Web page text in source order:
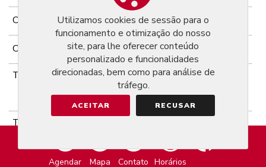
Agendar Mapa Contato Horários
Cappuccino italien ou chantilly
Chocolat chaud
Tisanes
Kir Royal, Samba, Nuit d'été, Ceylan,
Provence, Douce heure, Camomille
Thé
menthe)
Utilizamos cookies de sessão para o
funcionamento e otimização do nosso
site, para lhe oferecer conteúdo
personalizado e funcionalidades
direcionadas, bem como para análise de
tráfego.
ACEITAR RECUSAR